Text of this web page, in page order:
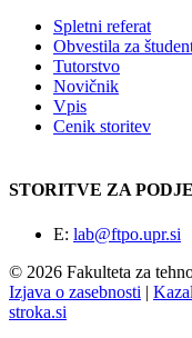
Spletni referat
Obvestila za
Tutorstvo
Novičnik
Vpis
Cenik storitev
STORITVE ZA
E: lab@ftpo.upr.si
© 2026 Fakulteta za
Izjava o zasebnosti |
stroka.si